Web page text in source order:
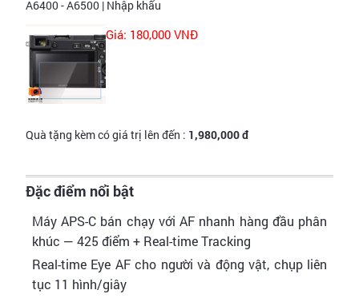
A6400 - A6500 | Nhập khẩu
Giá: 180,000 VNĐ
Quà tặng kèm có giá trị lên đến : 1,980,000 đ
Đặc điểm nổi bật
Máy APS-C bán chạy với AF nhanh hàng đầu phân
khúc — 425 điểm + Real-time Tracking
Real-time Eye AF cho người và động vật, chụp liên
tục 11 hình/giây